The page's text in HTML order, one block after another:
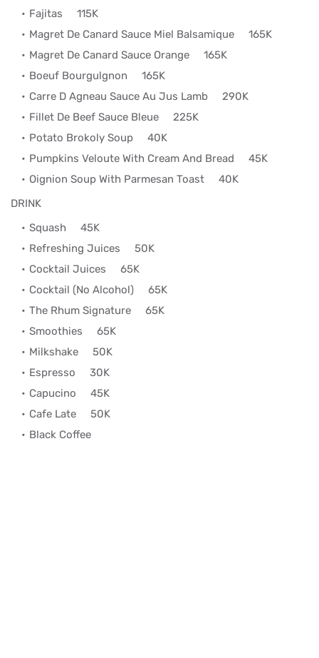
Fajitas
115K
Magret De Canard Sauce Miel Balsamique
165K
Magret De Canard Sauce Orange
165K
Boeuf Bourgulgnon
165K
Carre D Agneau Sauce Au Jus Lamb
290K
Fillet De Beef Sauce Bleue
225K
Potato Brokoly Soup
40K
Pumpkins Veloute With Cream And Bread
45K
Oignion Soup With Parmesan Toast
40K
DRINK
Squash
45K
Refreshing Juices
50K
Cocktail Juices
65K
Cocktail (No Alcohol)
65K
The Rhum Signature
65K
Smoothies
65K
Milkshake
50K
Espresso
30K
Capucino
45K
Cafe Late
50K
Black Coffee